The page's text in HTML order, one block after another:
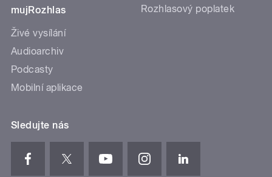
mujRozhlas
Živé vysílání
Audioarchiv
Podcasty
Mobilní aplikace
Rozhlasový poplatek
Sledujte nás